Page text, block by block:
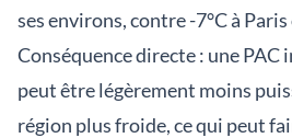
ses environs, contre -7°C à Paris
Conséquence directe : une PAC
peut être légèrement moins
région plus froide, ce qui peut